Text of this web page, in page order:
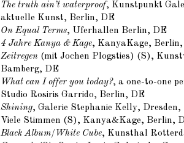
The truth ain’t waterproof, Kunstpunkt
aktuelle Kunst, Berlin, DE
On Equal Terms, Uferhallen Berlin, DE
4 Jahre Kanya & Kage, KanyaKage,
Zeitregen (mit Jochen Plogsties) (S),
Bamberg, DE
What can I offer you today?, a one-to-one
Studio Rosiris Garrido, Berlin, DE
Shining, Galerie Stephanie Kelly, Dresden,
Viele Stimmen (S), Kanya&Kage, Berlin,
Black Album/White Cube, Kunsthal